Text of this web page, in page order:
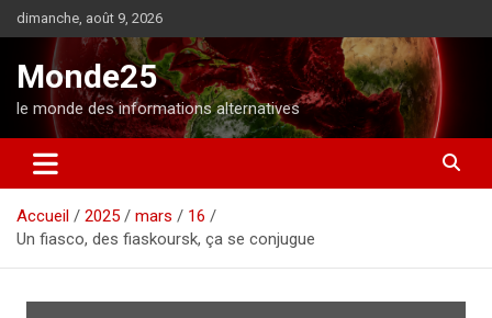
l
o
e
dimanche, août 9, 2026
Monde25
le monde des informations alternatives
Accueil 2025 mars
16
Un fiasco, des fiaskoursk, ça se conjugue